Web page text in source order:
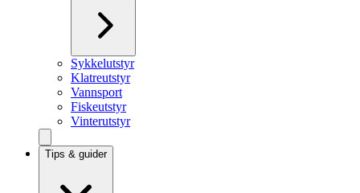
Sykkelutstyr
Klatreutstyr
Vannsport
Fiskeutstyr
Vinterutstyr
Tips & guider